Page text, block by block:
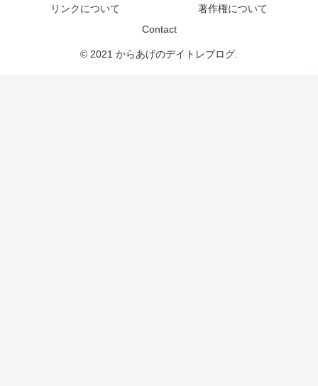
リンクについて
著作権について
Contact
© 2021 からあげのデイトレブログ.